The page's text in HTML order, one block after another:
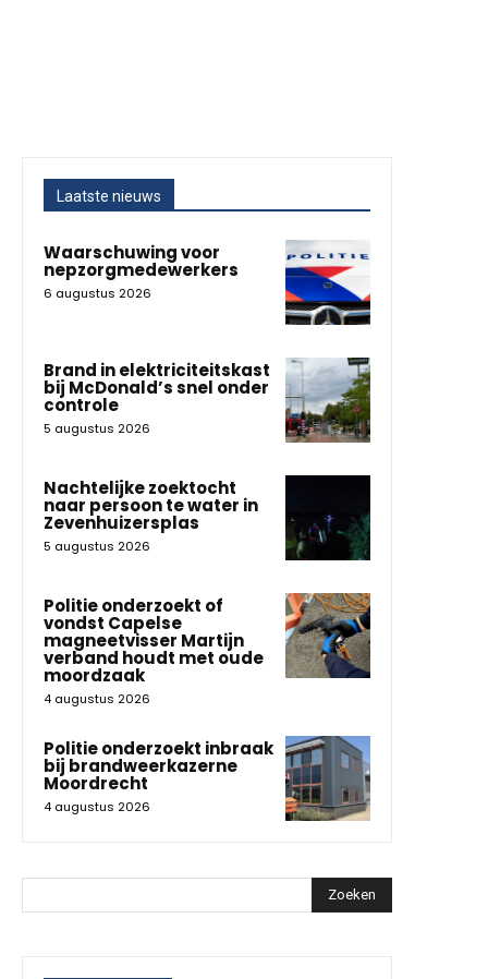
Laatste nieuws
Waarschuwing voor
nepzorgmedewerkers
6 augustus 2026
Brand in elektriciteitskast
bij McDonald’s snel onder
controle
5 augustus 2026
Nachtelijke zoektocht
naar persoon te water in
Zevenhuizersplas
5 augustus 2026
Politie onderzoekt of
vondst Capelse
magneetvisser Martijn
verband houdt met oude
moordzaak
4 augustus 2026
Politie onderzoekt inbraak
bij brandweerkazerne
Moordrecht
4 augustus 2026
Zoeken